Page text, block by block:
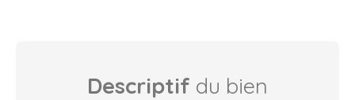
Descriptif du bien